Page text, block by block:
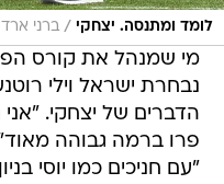
לומד ומתנסה. יצחקי / ברני
מי שמנהל את קורס
נבחרת ישראל וילי
הדברים של יצחקי.
פרו ברמה גבוהה
"עם חניכים כמו יוסי